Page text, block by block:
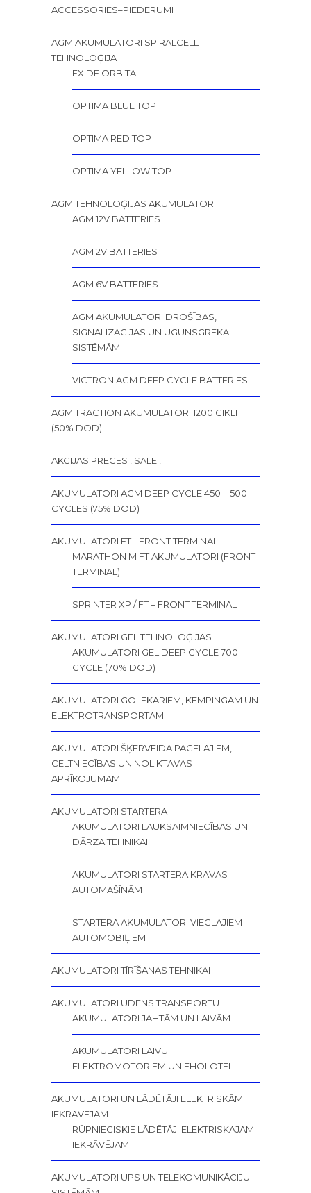
ACCESSORIES–PIEDERUMI
AGM AKUMULATORI SPIRALCELL
TEHNOLOĢIJA
EXIDE ORBITAL
OPTIMA BLUE TOP
OPTIMA RED TOP
OPTIMA YELLOW TOP
AGM TEHNOLOĢIJAS AKUMULATORI
AGM 12V BATTERIES
AGM 2V BATTERIES
AGM 6V BATTERIES
AGM AKUMULATORI DROŠĪBAS,
SIGNALIZĀCIJAS UN UGUNSGRĒKA
SISTĒMĀM
VICTRON AGM DEEP CYCLE BATTERIES
AGM TRACTION AKUMULATORI 1200 CIKLI
(50% DOD)
AKCIJAS PRECES ! SALE !
AKUMULATORI AGM DEEP CYCLE 450 – 500
CYCLES (75% DOD)
AKUMULATORI FT - FRONT TERMINAL
MARATHON M FT AKUMULATORI (FRONT
TERMINAL)
SPRINTER XP / FT – FRONT TERMINAL
AKUMULATORI GEL TEHNOLOĢIJAS
AKUMULATORI GEL DEEP CYCLE 700
CYCLE (70% DOD)
AKUMULATORI GOLFKĀRIEM, KEMPINGAM UN
ELEKTROTRANSPORTAM
AKUMULATORI ŠĶĒRVEIDA PACĒLĀJIEM,
CELTNIECĪBAS UN NOLIKTAVAS
APRĪKOJUMAM
AKUMULATORI STARTERA
AKUMULATORI LAUKSAIMNIECĪBAS UN
DĀRZA TEHNIKAI
AKUMULATORI STARTERA KRAVAS
AUTOMAŠĪNĀM
STARTERA AKUMULATORI VIEGLAJIEM
AUTOMOBIĻIEM
AKUMULATORI TĪRĪŠANAS TEHNIKAI
AKUMULATORI ŪDENS TRANSPORTU
AKUMULATORI JAHTĀM UN LAIVĀM
AKUMULATORI LAIVU
ELEKTROMOTORIEM UN EHOLOTEI
AKUMULATORI UN LĀDĒTĀJI ELEKTRISKĀM
IEKRĀVĒJAM
RŪPNIECISKIE LĀDĒTĀJI ELEKTRISKAJAM
IEKRĀVĒJAM
AKUMULATORI UPS UN TELEKOMUNIKĀCIJU